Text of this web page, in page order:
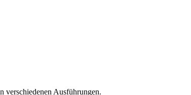
verschiedenen Ausführungen.